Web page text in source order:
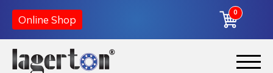
Online Shop
0